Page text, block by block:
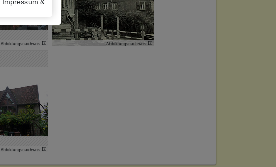
Abbildungsnachweis Abbildungsnachweis
Abbildungsnachweis